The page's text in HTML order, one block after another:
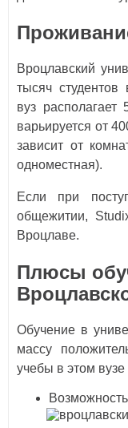
Вроцлавский
тысяч
вуз
варьируется от
зависит от
одноместная).
Если при
общежитии,
Вроцлаве.
Плюсы
Обучение в
массу
учебы в этом